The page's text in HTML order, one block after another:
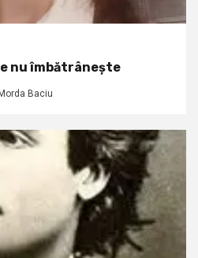
nu îmbătrânește
Baciu